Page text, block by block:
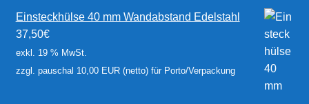
Einsteckhülse 40 mm Wandabstand Edelstahl
37,50€
exkl. 19 % MwSt.
zzgl. pauschal 10,00 EUR (netto) für Porto/Verpackung